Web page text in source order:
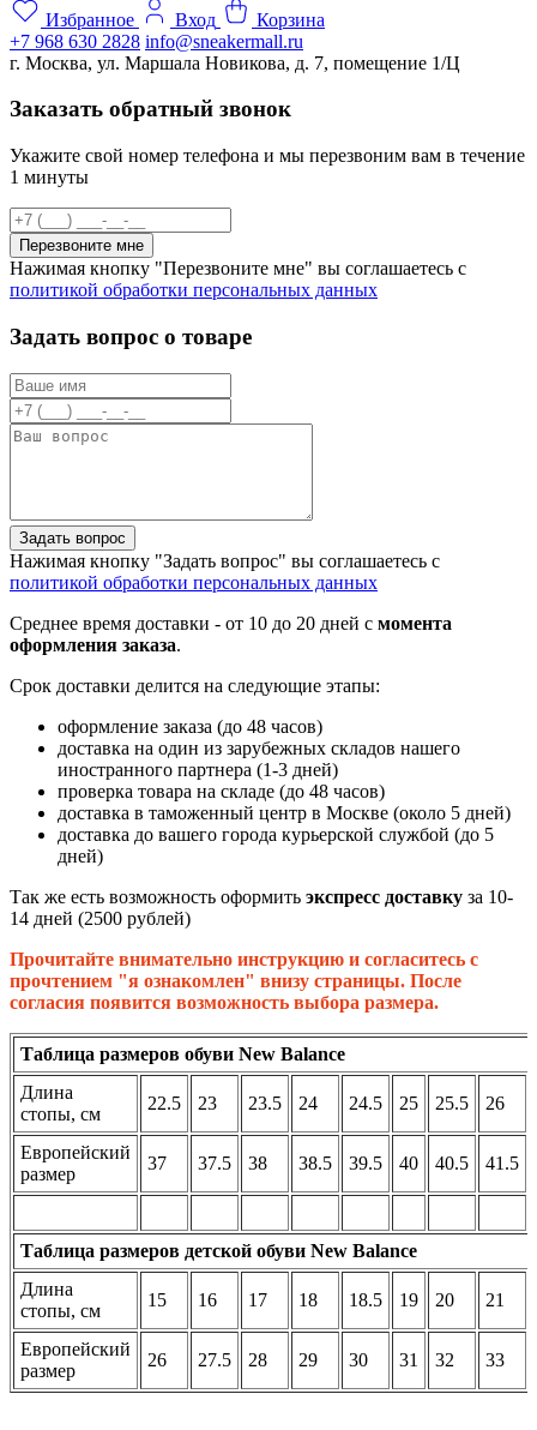
Избранное Вход
Корзина
+7 968 630 2828 info@sneakermall.ru
г. Москва, ул. Маршала Новикова, д. 7, помещение 1/Ц
Заказать обратный звонок
Укажите свой номер телефона и мы перезвоним вам в течение
1 минуты
Перезвоните мне
Нажимая кнопку "Перезвоните мне" вы соглашаетесь с
политикой обработки персональных данных
Задать вопрос о товаре
Задать вопрос
Нажимая кнопку "Задать вопрос" вы соглашаетесь с
политикой обработки персональных данных
Среднее время доставки - от 10 до 20 дней с момента
оформления заказа.
Срок доставки делится на следующие этапы:
оформление заказа (до 48 часов)
доставка на один из зарубежных складов нашего
иностранного партнера (1-3 дней)
проверка товара на складе (до 48 часов)
доставка в таможенный центр в Москве (около 5 дней)
доставка до вашего города курьерской службой (до 5
дней)
Так же есть возможность оформить экспресс доставку за 10-
14 дней (2500 рублей)
Прочитайте внимательно инструкцию и согласитесь с
прочтением "я ознакомлен" внизу страницы. После
согласия появится возможность выбора размера.
Таблица размеров обуви New Balance
Длина
стопы, см
22.5 23 23.5 24 24.5 25 25.5 26
Европейский
размер
37 37.5 38 38.5 39.5 40 40.5 41.5
Таблица размеров детской обуви New Balance
Длина
стопы, см
15 16 17 18 18.5 19 20 21
Европейский
размер
26 27.5 28 29 30 31 32 33